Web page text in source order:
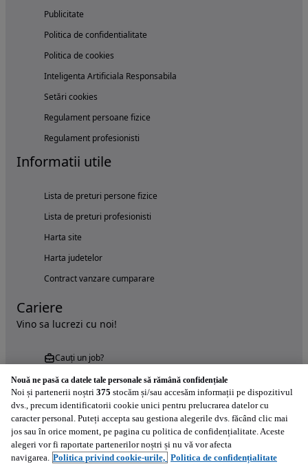
Publicitate
Politica de confidentialitate
Politica de cookies
Inteligenta Artificiala Responsabila
Setări cookies
Regulament persoane fizice
Regulament profesionisti
Informatii utile
Lista de preturi persone fizice
Lista de preturi profesionisti
Harta site
Harta judetelor
Contract vanzare cumparare
Cariere
Vino sa lucrezi cu noi!
Cauți un job?
Încearcă acum aplicația Autovit.ro
Nouă ne pasă ca datele tale personale să rămână confidențiale
Noi și partenerii noștri 375 stocăm și/sau accesăm informații pe dispozitivul
dvs., precum identificatorii cookie unici pentru prelucrarea datelor cu
caracter personal. Puteți accepta sau gestiona alegerile dvs. făcând clic mai
jos sau în orice moment, pe pagina cu politica de confidențialitate. Aceste
alegeri vor fi raportate partenerilor noștri și nu vă vor afecta
navigarea. Politica privind cookie-urile, Politica de confidențialitate